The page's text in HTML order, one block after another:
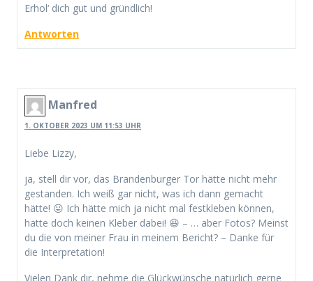
Erhol‘ dich gut und gründlich!
Antworten
Manfred
1. OKTOBER 2023 UM 11:53 UHR
Liebe Lizzy,
ja, stell dir vor, das Brandenburger Tor hätte nicht mehr
gestanden. Ich weiß gar nicht, was ich dann gemacht
hätte! 😛 Ich hätte mich ja nicht mal festkleben können,
hatte doch keinen Kleber dabei! 😆 – … aber Fotos? Meinst
du die von meiner Frau in meinem Bericht? – Danke für
die Interpretation!
Vielen Dank dir, nehme die Glückwünsche natürlich gerne